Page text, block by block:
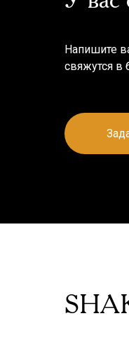
Напишите
свяжутся